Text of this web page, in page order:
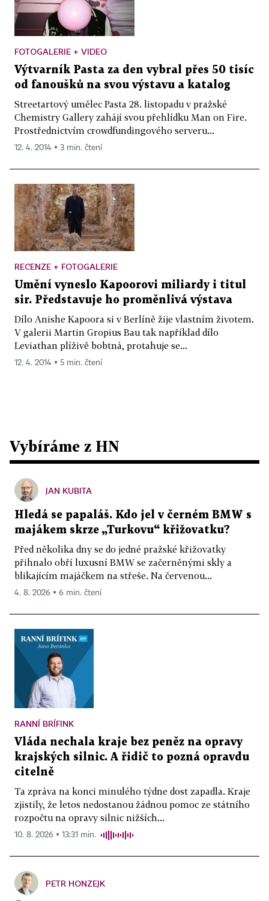
FOTOGALERIE + VIDEO
Výtvarník Pasta za den vybral přes 50 tisíc
od fanoušků na svou výstavu a katalog
Streetartový umělec Pasta 28. listopadu v pražské
Chemistry Gallery zahájí svou přehlídku Man on Fire.
Prostřednictvím crowdfundingového serveru...
12. 4. 2014 ▪ 3 min. čtení
RECENZE + FOTOGALERIE
Umění vyneslo Kapoorovi miliardy i titul
sir. Představuje ho proměnlivá výstava
Dílo Anishe Kapoora si v Berlíně žije vlastním životem.
V galerii Martin Gropius Bau tak například dílo
Leviathan plíživě bobtná, protahuje se...
12. 4. 2014 ▪ 5 min. čtení
Vybíráme z HN
JAN KUBITA
Hledá se papaláš. Kdo jel v černém BMW s
majákem skrze „Turkovu“ křižovatku?
Před několika dny se do jedné pražské křižovatky
přihnalo obří luxusní BMW se začerněnými skly a
blikajícím majáčkem na střeše. Na červenou...
4. 8. 2026 ▪ 6 min. čtení
RANNÍ BRÍFINK
Vláda nechala kraje bez peněz na opravy
krajských silnic. A řidič to pozná opravdu
citelně
Ta zpráva na konci minulého týdne dost zapadla. Kraje
zjistily, že letos nedostanou žádnou pomoc ze státního
rozpočtu na opravy silnic nižších...
10. 8. 2026 ▪ 13:31 min.
PETR HONZEJK